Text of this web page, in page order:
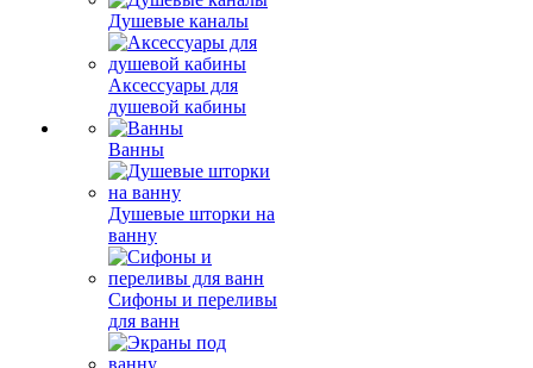
Душевые каналы
Аксессуары для
душевой кабины
Ванны
Душевые шторки на
ванну
Сифоны и переливы
для ванн